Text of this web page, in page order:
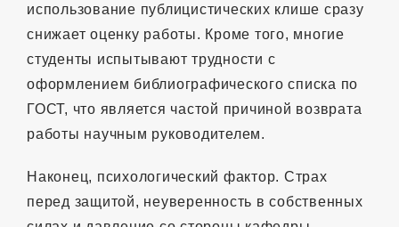
использование публицистических клише сразу
снижает оценку работы. Кроме того, многие
студенты испытывают трудности с
оформлением библиографического списка по
ГОСТ, что является частой причиной возврата
работы научным руководителем.
Наконец, психологический фактор. Страх
перед защитой, неуверенность в собственных